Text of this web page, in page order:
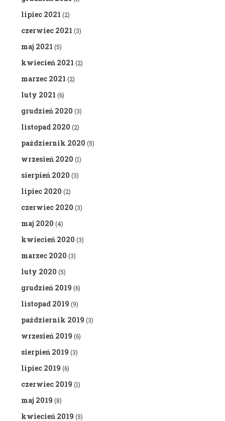
lipiec 2021 (2)
czerwiec 2021 (3)
maj 2021 (5)
kwiecień 2021 (2)
marzec 2021 (2)
luty 2021 (6)
grudzień 2020 (3)
listopad 2020 (2)
październik 2020 (5)
wrzesień 2020 (1)
sierpień 2020 (3)
lipiec 2020 (2)
czerwiec 2020 (3)
maj 2020 (4)
kwiecień 2020 (3)
marzec 2020 (3)
luty 2020 (5)
grudzień 2019 (6)
listopad 2019 (9)
październik 2019 (3)
wrzesień 2019 (6)
sierpień 2019 (3)
lipiec 2019 (6)
czerwiec 2019 (1)
maj 2019 (8)
kwiecień 2019 (5)